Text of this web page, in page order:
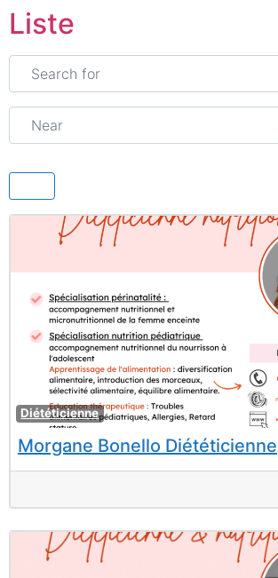
Liste
Search for
Near
Diététicienne
Morgane Bonello Diététicienne